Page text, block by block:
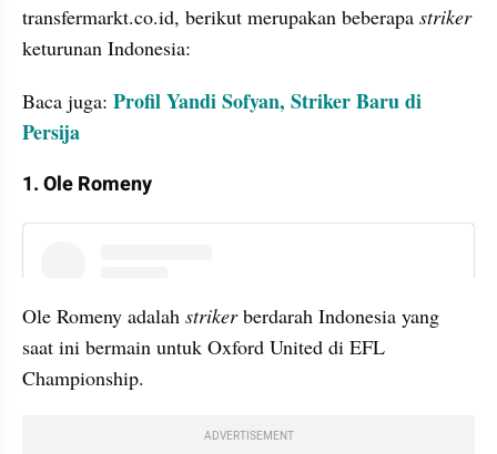
transfermarkt.co.id, berikut merupakan beberapa
striker
keturunan Indonesia:
Baca juga: Profil Yandi Sofyan, Striker Baru di
Persija
1. Ole Romeny
Ole Romeny adalah striker berdarah Indonesia yang
saat ini bermain untuk Oxford United di EFL
Championship.
ADVERTISEMENT